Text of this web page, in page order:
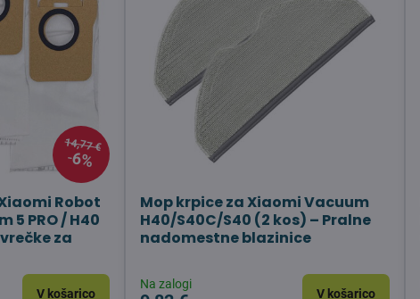
14,77 €
6%
Robot
5 PRO / H40
za
V košarico
Mop krpice za Xiaomi Vacuum
H40/S40C/S40 (2 kos) – Pralne
nadomestne blazinice
Na zalogi
V košarico